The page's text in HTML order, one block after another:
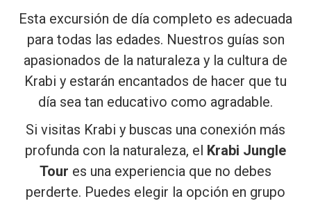
Esta excursión de día completo es adecuada
para todas las edades. Nuestros guías son
apasionados de la naturaleza y la cultura de
Krabi y estarán encantados de hacer que tu
día sea tan educativo como agradable.
Si visitas Krabi y buscas una conexión más
profunda con la naturaleza, el Krabi Jungle
Tour es una experiencia que no debes
perderte. Puedes elegir la opción en grupo